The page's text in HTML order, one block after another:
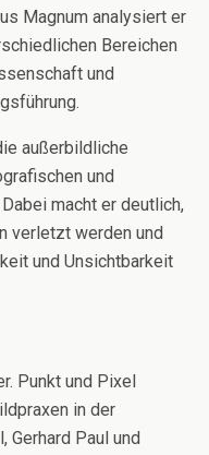
Magnum analysiert er
Bereichen
und
außerbildliche
und
macht er deutlich,
verletzt werden und
und Unsichtbarkeit
Punkt und Pixel
in der
Gerhard Paul und